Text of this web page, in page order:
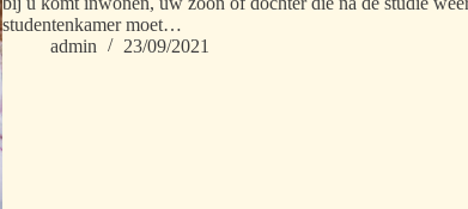
studentenkamer moet…
admin
23/09/2021